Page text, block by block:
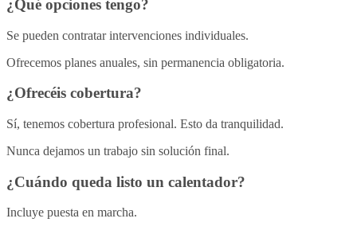
¿Qué opciones tengo?
Se pueden contratar intervenciones individuales.
Ofrecemos planes anuales, sin permanencia obligatoria.
¿Ofrecéis cobertura?
Sí, tenemos cobertura profesional. Esto da tranquilidad.
Nunca dejamos un trabajo sin solución final.
¿Cuándo queda listo un calentador?
Incluye puesta en marcha.